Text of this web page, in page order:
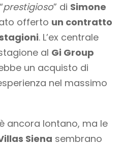
prestigioso” di Simone
offerto un contratto
. L’ex centrale
al Gi Group
un acquisto di
nel massimo
ancora lontano, ma le
Siena sembrano